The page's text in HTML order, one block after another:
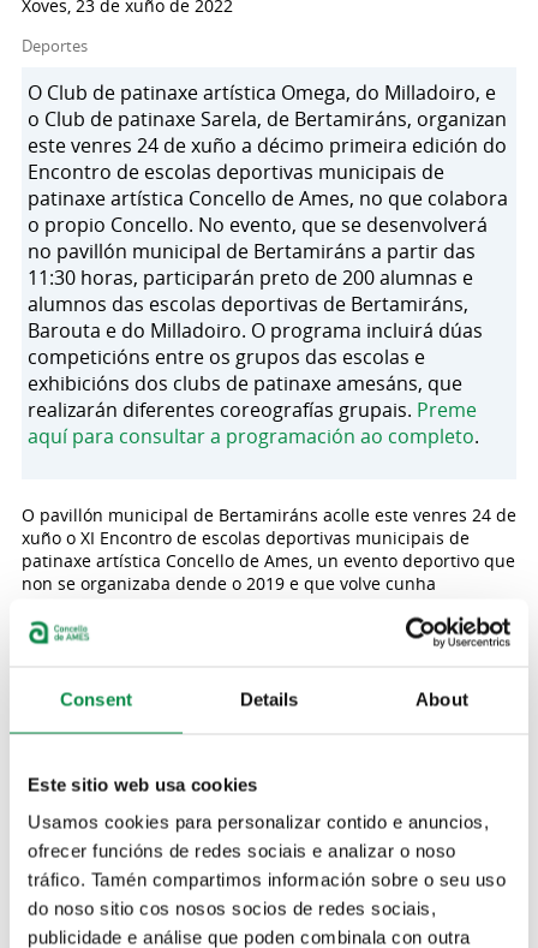
Consent Details About
Este sitio web usa cookies
Usamos cookies para personalizar contido e anuncios,
ofrecer funcións de redes sociais e analizar o noso
tráfico. Tamén compartimos información sobre o seu uso
do noso sitio cos nosos socios de redes sociais,
publicidade e análise que poden combinala con outra
Xoves, 23 de xuño de 2022
Deportes
O Club de patinaxe artística Omega, do Milladoiro, e
o Club de patinaxe Sarela, de Bertamiráns, organizan
este venres 24 de xuño a décimo primeira edición do
Encontro de escolas deportivas municipais de
patinaxe artística Concello de Ames, no que colabora
o propio Concello. No evento, que se desenvolverá
no pavillón municipal de Bertamiráns a partir das
11:30 horas, participarán preto de 200 alumnas e
alumnos das escolas deportivas de Bertamiráns,
Barouta e do Milladoiro. O programa incluirá dúas
competicións entre os grupos das escolas e
exhibicións dos clubs de patinaxe amesáns, que
realizarán diferentes coreografías grupais. Preme
aquí para consultar a programación ao completo.
O pavillón municipal de Bertamiráns acolle este venres 24 de
xuño o XI Encontro de escolas deportivas municipais de
patinaxe artística Concello de Ames, un evento deportivo que
non se organizaba dende o 2019 e que volve cunha
participarán todas as escolas de patinaxe artística de Ames,
con diversas coreografías grupais nas que interpretarán
12:00 horas, coa competición dos grupos A, que inclúe a
Neste torneo participarán o grupo 1 das escolas deportivas
“1969”; o grupo 0 do Milladoiro, con “Pel de dálmata”, e os
grupos 4 e 1 de Bertamiráns, que interpretarán “Ulisa e as
sereas” e “SOS”, respectivamente.
Deseguido, sobre ás 12:45 horas, terán lugar as dúas
primeiras exhibicións dos clubs de patinaxe de Ames, o CPA